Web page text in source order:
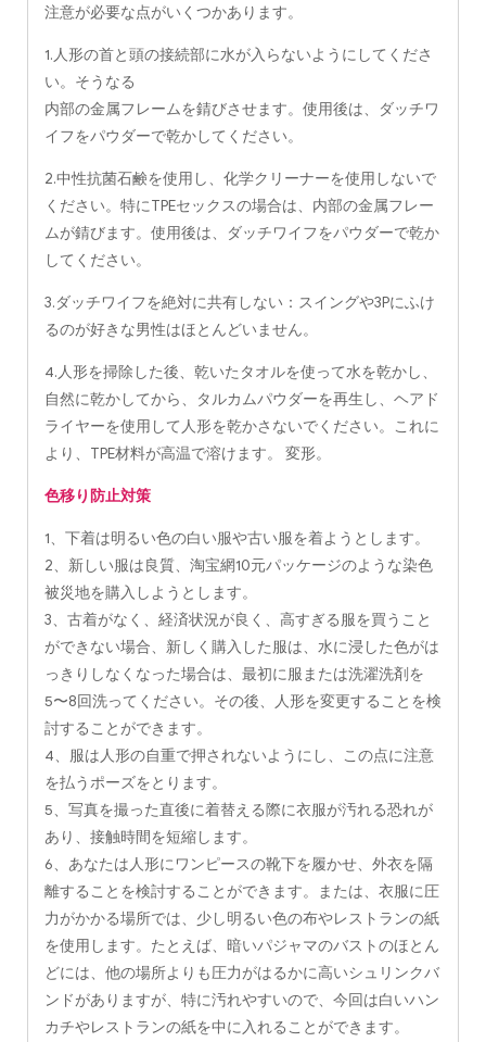
注意が必要な点がいくつかあります。
1.人形の首と頭の接続部に水が入らないようにしてくださ
い。そうなる
内部の金属フレームを錆びさせます。使用後は、ダッチワ
イフをパウダーで乾かしてください。
2.中性抗菌石鹸を使用し、化学クリーナーを使用しないで
ください。特にTPEセックスの場合は、内部の金属フレー
ムが錆びます。使用後は、ダッチワイフをパウダーで乾か
してください。
3.ダッチワイフを絶対に共有しない：スイングや3Pにふけ
るのが好きな男性はほとんどいません。
4.人形を掃除した後、乾いたタオルを使って水を乾かし、
自然に乾かしてから、タルカムパウダーを再生し、ヘアド
ライヤーを使用して人形を乾かさないでください。これに
より、TPE材料が高温で溶けます。 変形。
色移り防止対策
1、下着は明るい色の白い服や古い服を着ようとします。
2、新しい服は良質、淘宝網10元パッケージのような染色
被災地を購入しようとします。
3、古着がなく、経済状況が良く、高すぎる服を買うこと
ができない場合、新しく購入した服は、水に浸した色がは
っきりしなくなった場合は、最初に服または洗濯洗剤を
5〜8回洗ってください。その後、人形を変更することを検
討することができます。
4、服は人形の自重で押されないようにし、この点に注意
を払うポーズをとります。
5、写真を撮った直後に着替える際に衣服が汚れる恐れが
あり、接触時間を短縮します。
6、あなたは人形にワンピースの靴下を履かせ、外衣を隔
離することを検討することができます。または、衣服に圧
力がかかる場所では、少し明るい色の布やレストランの紙
を使用します。たとえば、暗いパジャマのバストのほとん
どには、他の場所よりも圧力がはるかに高いシュリンクバ
ンドがありますが、特に汚れやすいので、今回は白いハン
カチやレストランの紙を中に入れることができます。